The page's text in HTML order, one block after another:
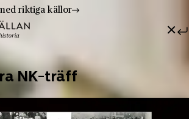
riktiga källor
NK-träff